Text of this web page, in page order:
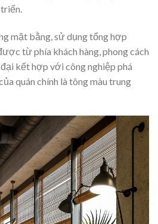
mặt bằng, sử dụng tổng hợp
từ phía khách hàng, phong cách
kết hợp với công nghiệp phá
quán chính là tông màu trung